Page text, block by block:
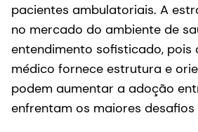
pacientes ambulatoriais. A
no mercado do ambiente de
entendimento sofisticado, pois
médico fornece estrutura e
podem aumentar a adoção
enfrentam os maiores desafios